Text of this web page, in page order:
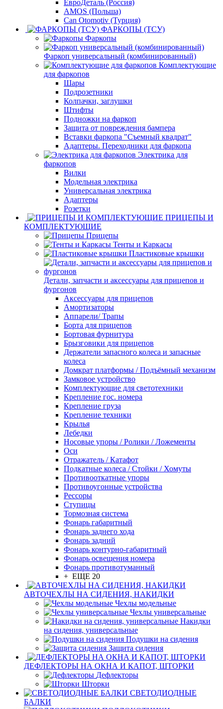
ЕвроДеталь (Россия)
AMOS (Польша)
Can Otomotiv (Турция)
ФАРКОПЫ (ТСУ)
Фаркопы
Фаркоп универсальный (комбинированный)
Комплектующие
для фаркопов
Шары
Подрозетники
Колпачки, заглушки
Штифты
Подножки на фаркоп
Защита от повреждения бампера
Вставки фаркопа "Съемный квадрат"
Адаптеры. Переходники для фаркопа
Электрика для
фаркопов
Вилки
Модельная электрика
Универсальная электрика
Адаптеры
Розетки
ПРИЦЕПЫ И
КОМПЛЕКТУЮЩИЕ
Прицепы
Тенты и Каркасы
Пластиковые крышки
Детали, запчасти и аксессуары для прицепов и
фургонов
Аксессуары для прицепов
Амортизаторы
Аппарели/ Трапы
Борта для прицепов
Бортовая фурнитура
Брызговики для прицепов
Держатели запасного колеса и запасные
колеса
Домкрат платформы / Подъёмный механизм
Замковое устройство
Комплектующие для светотехники
Крепление гос. номера
Крепление груза
Крепление техники
Крылья
Лебедки
Носовые упоры / Ролики / Ложементы
Оси
Отражатель / Катафот
Подкатные колеса / Стойки / Хомуты
Противооткатные упоры
Противоугонные устройства
Рессоры
Ступицы
Тормозная система
Фонарь габаритный
Фонарь заднего хода
Фонарь задний
Фонарь контурно-габаритный
Фонарь освещения номера
Фонарь противотуманный
+ ЕЩЕ 20
АВТОЧЕХЛЫ НА СИДЕНИЯ, НАКИДКИ
Чехлы модельные
Чехлы универсальные
Накидки
на сидения, универсальные
Подушки на сидения
Защита сидения
ДЕФЛЕКТОРЫ НА ОКНА И КАПОТ, ШТОРКИ
Дефлекторы
Шторки
СВЕТОДИОДНЫЕ
БАЛКИ